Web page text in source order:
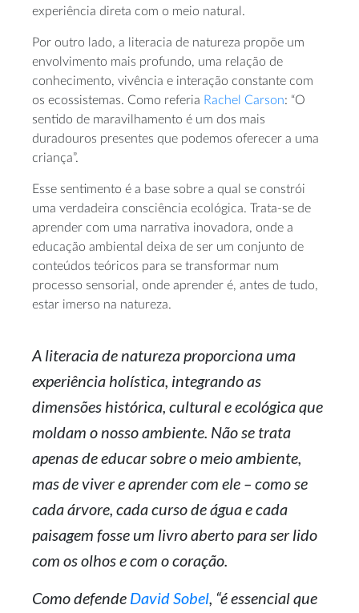
experiência direta com o meio natural.
Por outro lado, a literacia de natureza propõe um
envolvimento mais profundo, uma relação de
conhecimento, vivência e interação constante com
os ecossistemas. Como referia Rachel Carson: “O
sentido de maravilhamento é um dos mais
duradouros presentes que podemos oferecer a uma
criança”.
Esse sentimento é a base sobre a qual se constrói
uma verdadeira consciência ecológica. Trata-se de
aprender com uma narrativa inovadora, onde a
educação ambiental deixa de ser um conjunto de
conteúdos teóricos para se transformar num
processo sensorial, onde aprender é, antes de tudo,
estar imerso na natureza.
A literacia de natureza proporciona uma
experiência holística, integrando as
dimensões histórica, cultural e ecológica que
moldam o nosso ambiente. Não se trata
apenas de educar sobre o meio ambiente,
mas de viver e aprender com ele – como se
cada árvore, cada curso de água e cada
paisagem fosse um livro aberto para ser lido
com os olhos e com o coração.
Como defende David Sobel, “é essencial que